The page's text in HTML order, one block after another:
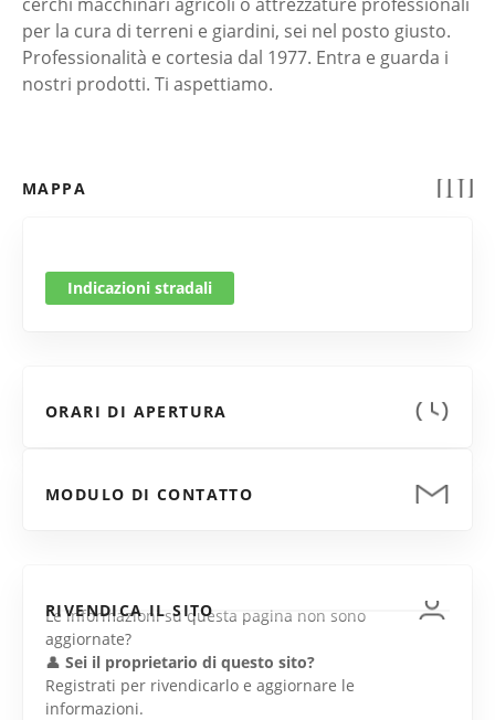
per la cura di terreni e giardini, sei nel posto giusto.
Professionalità e cortesia dal 1977. Entra e guarda i
nostri prodotti. Ti aspettiamo.
MAPPA
Indicazioni stradali
ORARI DI APERTURA
MODULO DI CONTATTO
RIVENDICA IL SITO
Le informazioni su questa pagina non sono
aggiornate?
👤 Sei il proprietario di questo sito?
Registrati per rivendicarlo e aggiornare le
informazioni.